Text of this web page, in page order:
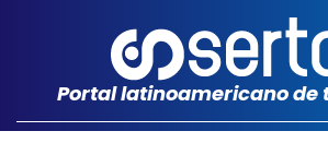
Portal latinoamericano de